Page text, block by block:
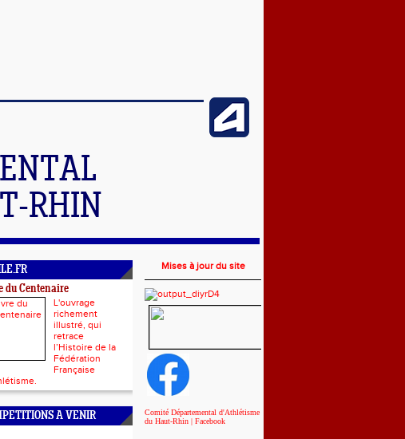
RHIN
du Centenaire
L'ouvrage
richement
illustré, qui
retrace
l’Histoire de la
Fédération
Française
A VENIR
Mises à jour du site
Comité Départemental d'Athlétisme
du Haut-Rhin | Facebook